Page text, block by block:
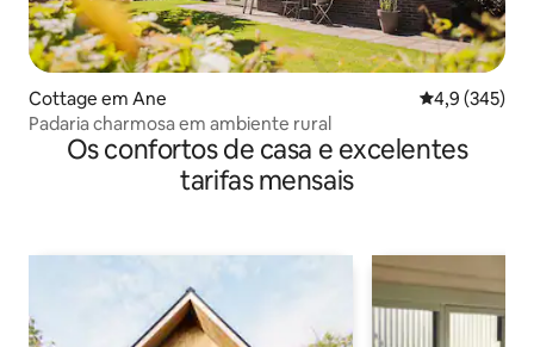
Cottage em Ane Classificação
4,9 (345)
Padaria charmosa em ambiente rural
Os confortos de casa e excelentes
tarifas mensais